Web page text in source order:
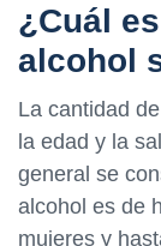
¿Cuál
alcohol
La cantidad
la edad y la
general se
alcohol es de
mujeres y